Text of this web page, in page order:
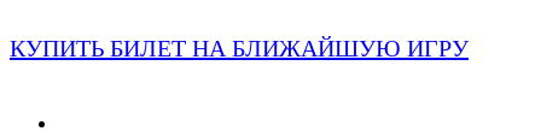
КУПИТЬ БИЛЕТ НА БЛИЖАЙШУЮ ИГРУ